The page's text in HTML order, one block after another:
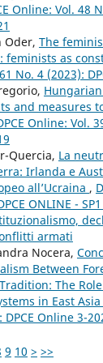
Online: Vol. 48
Oder, The
feminists as
No. 4 (2023):
and measures
Online: Vol.
Quercia, La
Irlanda e
all’Ucraina ,
ONLINE -
armati
Nocera,
Between
The
in East Asia
DPCE Online 3-
9 10 > >>